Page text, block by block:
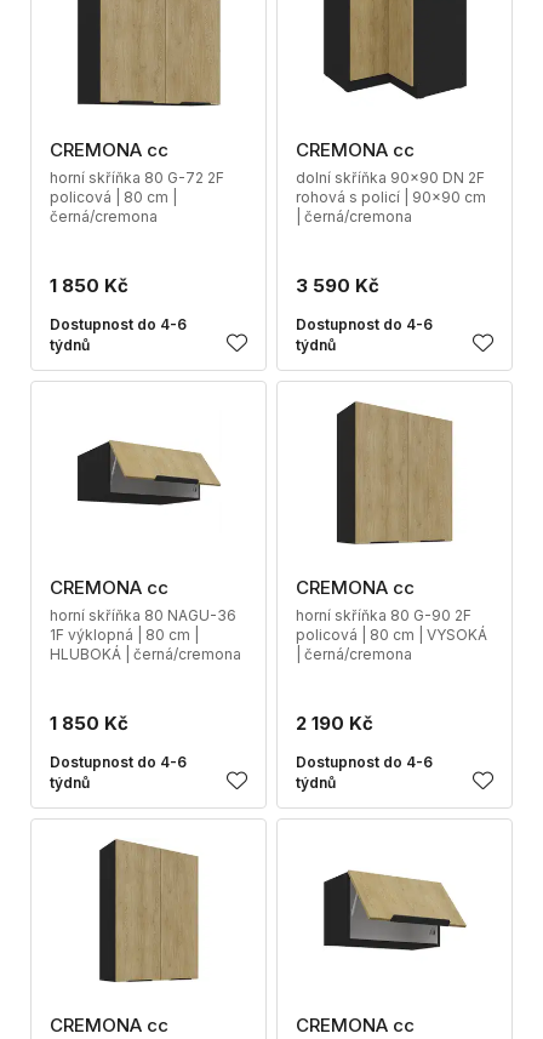
CREMONA cc
horní skříňka 80 G-72 2F
policová | 80 cm |
černá/cremona
1 850 Kč
Dostupnost do 4-6
týdnů
CREMONA cc
dolní skříňka 90x90 DN 2F
rohová s policí | 90x90 cm
| černá/cremona
3 590 Kč
Dostupnost do 4-6
týdnů
CREMONA cc
horní skříňka 80 NAGU-36
1F výklopná | 80 cm |
HLUBOKÁ | černá/cremona
1 850 Kč
Dostupnost do 4-6
týdnů
CREMONA cc
horní skříňka 80 G-90 2F
policová | 80 cm | VYSOKÁ
| černá/cremona
2 190 Kč
Dostupnost do 4-6
týdnů
CREMONA cc CREMONA cc